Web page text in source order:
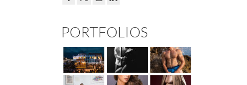
PORTFOLIOS